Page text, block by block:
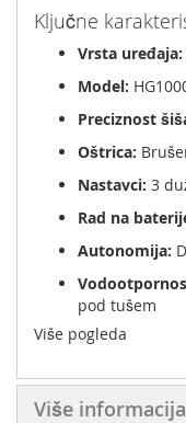
Ključne
Vrsta uređaja:
Model:
Preciznost
Oštrica:
Nastavci: 3
Rad na
Autonomija:
pod tušem
Glava:
Više pogleda
Više informacija